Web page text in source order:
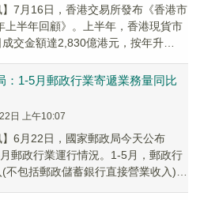
】7月16日，香港交易所發布《香港市
上半年回顧》。上半年，香港現貨市
交金額達2,830億港元，按年升
：1-5月郵政行業寄遞業務量同比
日 上午10:07
】6月22日，國家郵政局今天公布
郵政行業運行情況。1-5月，郵政行
不包括郵政儲蓄銀行直接營業收入)累